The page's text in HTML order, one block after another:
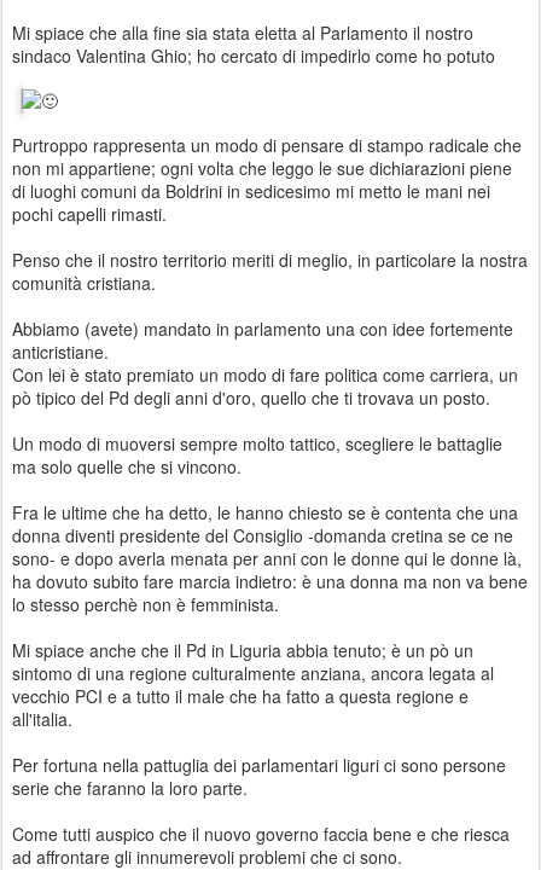
Mi spiace che alla fine sia stata eletta al Parlamento il nostro
sindaco Valentina Ghio; ho cercato di impedirlo come ho potuto
Purtroppo rappresenta un modo di pensare di stampo radicale che
non mi appartiene; ogni volta che leggo le sue dichiarazioni piene
di luoghi comuni da Boldrini in sedicesimo mi metto le mani nei
pochi capelli rimasti.
Penso che il nostro territorio meriti di meglio, in particolare la nostra
comunità cristiana.
Abbiamo (avete) mandato in parlamento una con idee fortemente
anticristiane.
Con lei è stato premiato un modo di fare politica come carriera, un
pò tipico del Pd degli anni d'oro, quello che ti trovava un posto.
Un modo di muoversi sempre molto tattico, scegliere le battaglie
ma solo quelle che si vincono.
Fra le ultime che ha detto, le hanno chiesto se è contenta che una
donna diventi presidente del Consiglio -domanda cretina se ce ne
sono- e dopo averla menata per anni con le donne qui le donne là,
ha dovuto subito fare marcia indietro: è una donna ma non va bene
lo stesso perchè non è femminista.
Mi spiace anche che il Pd in Liguria abbia tenuto; è un pò un
sintomo di una regione culturalmente anziana, ancora legata al
vecchio PCI e a tutto il male che ha fatto a questa regione e
all'italia.
Per fortuna nella pattuglia dei parlamentari liguri ci sono persone
serie che faranno la loro parte.
Come tutti auspico che il nuovo governo faccia bene e che riesca
ad affrontare gli innumerevoli problemi che ci sono.